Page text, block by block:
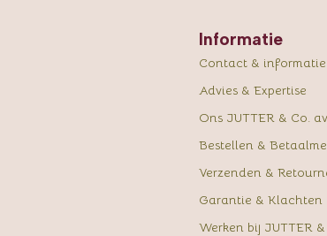
Informatie
Contact & informatie
Advies & Expertise
Ons JUTTER & Co.
Bestellen &
Verzenden &
Garantie & Klachten
Werken bij JUTTER &